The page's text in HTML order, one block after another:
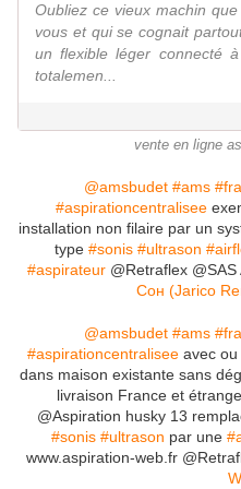
Oubliez ce vieux machin
vous et qui se cognait
un flexible léger connecté
totalemen...
vente en ligne
@amsbudet #ams
#aspirationcentralisee
installation non filaire par un
type #sonis #ultrason
#aspirateur@Retraflex @SAS
Сон (Jarico
@amsbudet #ams
#aspirationcentralisee avec
dans maison existante sans
livraison France et
@Aspiration husky 13
#sonis #ultrason par une
www.aspiration-web.fr